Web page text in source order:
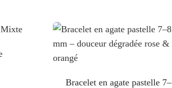
Bracelet en agate pastelle 7–